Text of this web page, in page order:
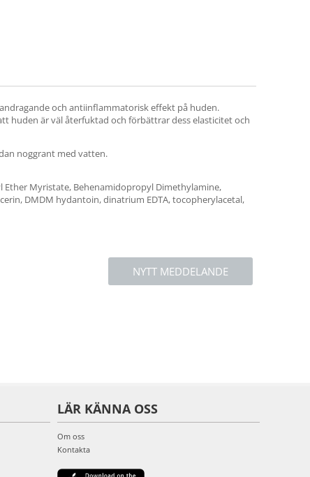
och antiinflammatorisk effekt på huden.
huden är väl återfuktad och förbättrar dess elasticitet och
noggrant med vatten.
Ether Myristate, Behenamidopropyl Dimethylamine,
DMDM hydantoin, dinatrium EDTA, tocopherylacetal,
NYTT MEDDELANDE
LÄR KÄNNA OSS
Om oss
Kontakta